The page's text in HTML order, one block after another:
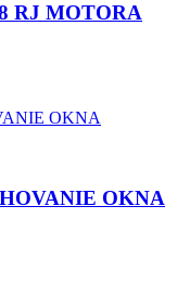
RJ MOTORA
OKNA